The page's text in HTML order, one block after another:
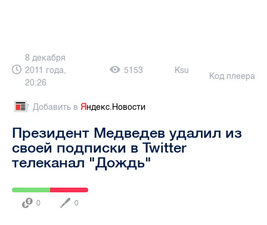
8 декабря
2011 года,
20:26
5153 Ksu
Код плеера
Добавить в Яндекс.Новости
Президент Медведев удалил из
своей подписки в Twitter
телеканал "Дождь"
0 0